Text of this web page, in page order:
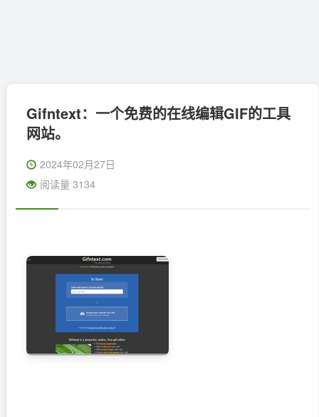
Gifntext：一个免费的在线编辑GIF的工具
网站。
2024年02月27日
阅读量 3134